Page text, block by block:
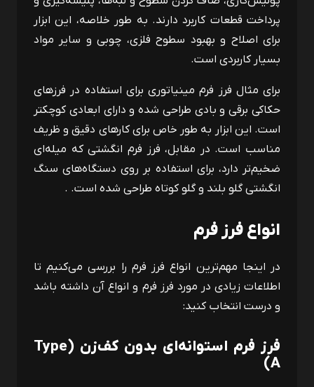
پرداخت قطعات کاربرد دارند. به‌ طور خلاصه، این ابزار
برای اصلاح و بهبود سطوح فلزی، چوبی و سایر مواد
بسیار کاربردی است.
برای مثال فرز فرم مینیاتوری برای استفاده در فرزهای
حکاکی برقی و بادی طراحی شده و دارای ابعادی کوچکتر
است. این ابزار به طور خاص برای کارهای دقیق و ظریف
مناسب است. در مقابل، فرز فرم انگشتی که میله‌ای
ضخیم‌تر دارد، برای استفاده بر روی دستگاه‌های سنگ
انگشتی گلو بلند و گلو کوتاه طراحی شده است. .
انواع فرز فرم
در اینجا مهم‌ترین انواع فرز فرم را بررسی می‌کنیم تا
اطلاعات زیادی در مورد فرز فرم و انواع آن داشته باشد
و درست انتخاب کنید:
فرز فرم استوانه‌ای بدون کف‌زن (Type
A
)